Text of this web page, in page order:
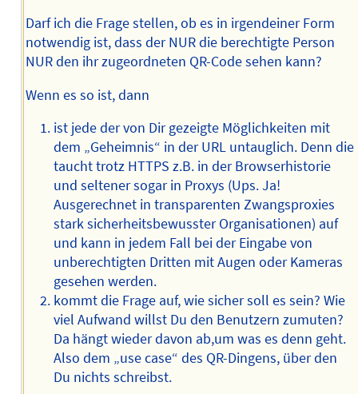
Darf ich die Frage stellen, ob es in irgendeiner Form
notwendig ist, dass der NUR die berechtigte Person
NUR den ihr zugeordneten QR-Code sehen kann?
Wenn es so ist, dann
ist jede der von Dir gezeigte Möglichkeiten mit
dem „Geheimnis“ in der URL untauglich. Denn die
taucht trotz HTTPS z.B. in der Browserhistorie
und seltener sogar in Proxys (Ups. Ja!
Ausgerechnet in transparenten Zwangsproxies
stark sicherheitsbewusster Organisationen) auf
und kann in jedem Fall bei der Eingabe von
unberechtigten Dritten mit Augen oder Kameras
gesehen werden.
kommt die Frage auf, wie sicher soll es sein? Wie
viel Aufwand willst Du den Benutzern zumuten?
Da hängt wieder davon ab,um was es denn geht.
Also dem „use case“ des QR-Dingens, über den
Du nichts schreibst.